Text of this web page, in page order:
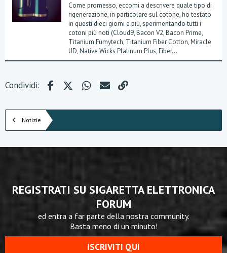
Come promesso, eccomi a descrivere quale tipo di
rigenerazione, in particolare sul cotone, ho testato
in questi dieci giorni e più, sperimentando tutti i
cotoni più noti (Cloud9, Bacon V2, Bacon Prime,
Titanium Fumytech, Titanium Fiber Cotton, Miracle
UD, Native Wicks Platinum Plus, Fiber...
Condividi: FacebookX (Twitter)WhatsApp
e-mail
Notizie
REGISTRATI SU SIGARETTA ELETTRONICA
FORUM
ed entra a far parte della nostra community.
Basta meno di un minuto!
ISCRIVITI QUI